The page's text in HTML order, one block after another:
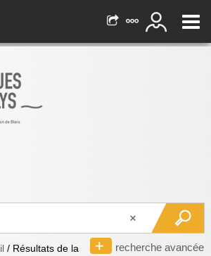
recherche avancée
/ Résultats de la